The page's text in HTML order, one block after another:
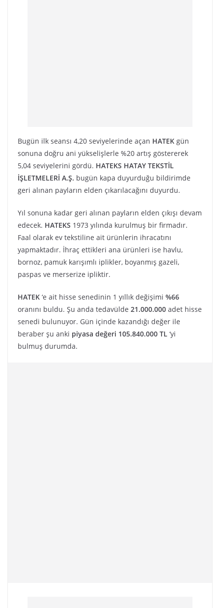
Bugün ilk seansı 4,20 seviyelerinde açan HATEK gün
sonuna doğru ani yükselişlerle %20 artış göstererek
5,04 seviyelerini gördü. HATEKS HATAY TEKSTİL
İŞLETMELERİ A.Ş. bugün kapa duyurduğu bildirimde
geri alınan payların elden çıkarılacağını duyurdu.
Yıl sonuna kadar geri alınan payların elden çıkışı devam
edecek. HATEKS 1973 yılında kurulmuş bir firmadır.
Faal olarak ev tekstiline ait ürünlerin ihracatını
yapmaktadır. İhraç ettikleri ana ürünleri ise havlu,
bornoz, pamuk karışımlı iplikler, boyanmış gazeli,
paspas ve merserize ipliktir.
HATEK ‘e ait hisse senedinin 1 yıllık değişimi %66
oranını buldu. Şu anda tedavülde 21.000.000 adet hisse
senedi bulunuyor. Gün içinde kazandığı değer ile
beraber şu anki piyasa değeri 105.840.000 TL ‘yi
bulmuş durumda.